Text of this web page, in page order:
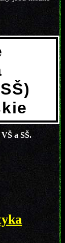
a SŠ.